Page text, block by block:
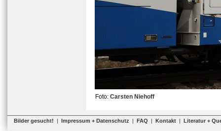
Foto: Carsten Niehoff
Bilder gesucht! | Impressum + Datenschutz | FAQ | Kontakt | Literatur +